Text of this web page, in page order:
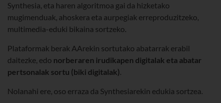
Synthesia, eta haren algoritmoa gai da hizketako
mugimenduak, ahoskera eta aurpegiak erreproduzitzeko,
multimedia-eduki bikaina sortzeko.
Plataformak berak AArekin sortutako abatarrak erabil
daitezke, edo norberaren irudikapen digitalak eta abatar
pertsonalak sortu (biki digitalak).
Nolanahi ere, oso erraza da Synthesiarekin edukia sortzea.